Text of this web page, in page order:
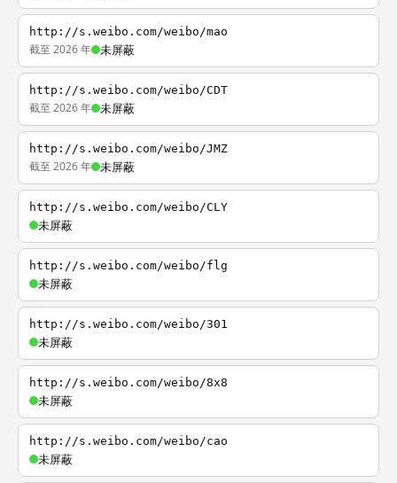
http://s.weibo.com/weibo/mao
截至 2026 年 未屏蔽
http://s.weibo.com/weibo/CDT
截至 2026 年 未屏蔽
http://s.weibo.com/weibo/JMZ
截至 2026 年 未屏蔽
http://s.weibo.com/weibo/CLY
未屏蔽
http://s.weibo.com/weibo/flg
未屏蔽
http://s.weibo.com/weibo/301
未屏蔽
http://s.weibo.com/weibo/8x8
未屏蔽
http://s.weibo.com/weibo/cao
未屏蔽